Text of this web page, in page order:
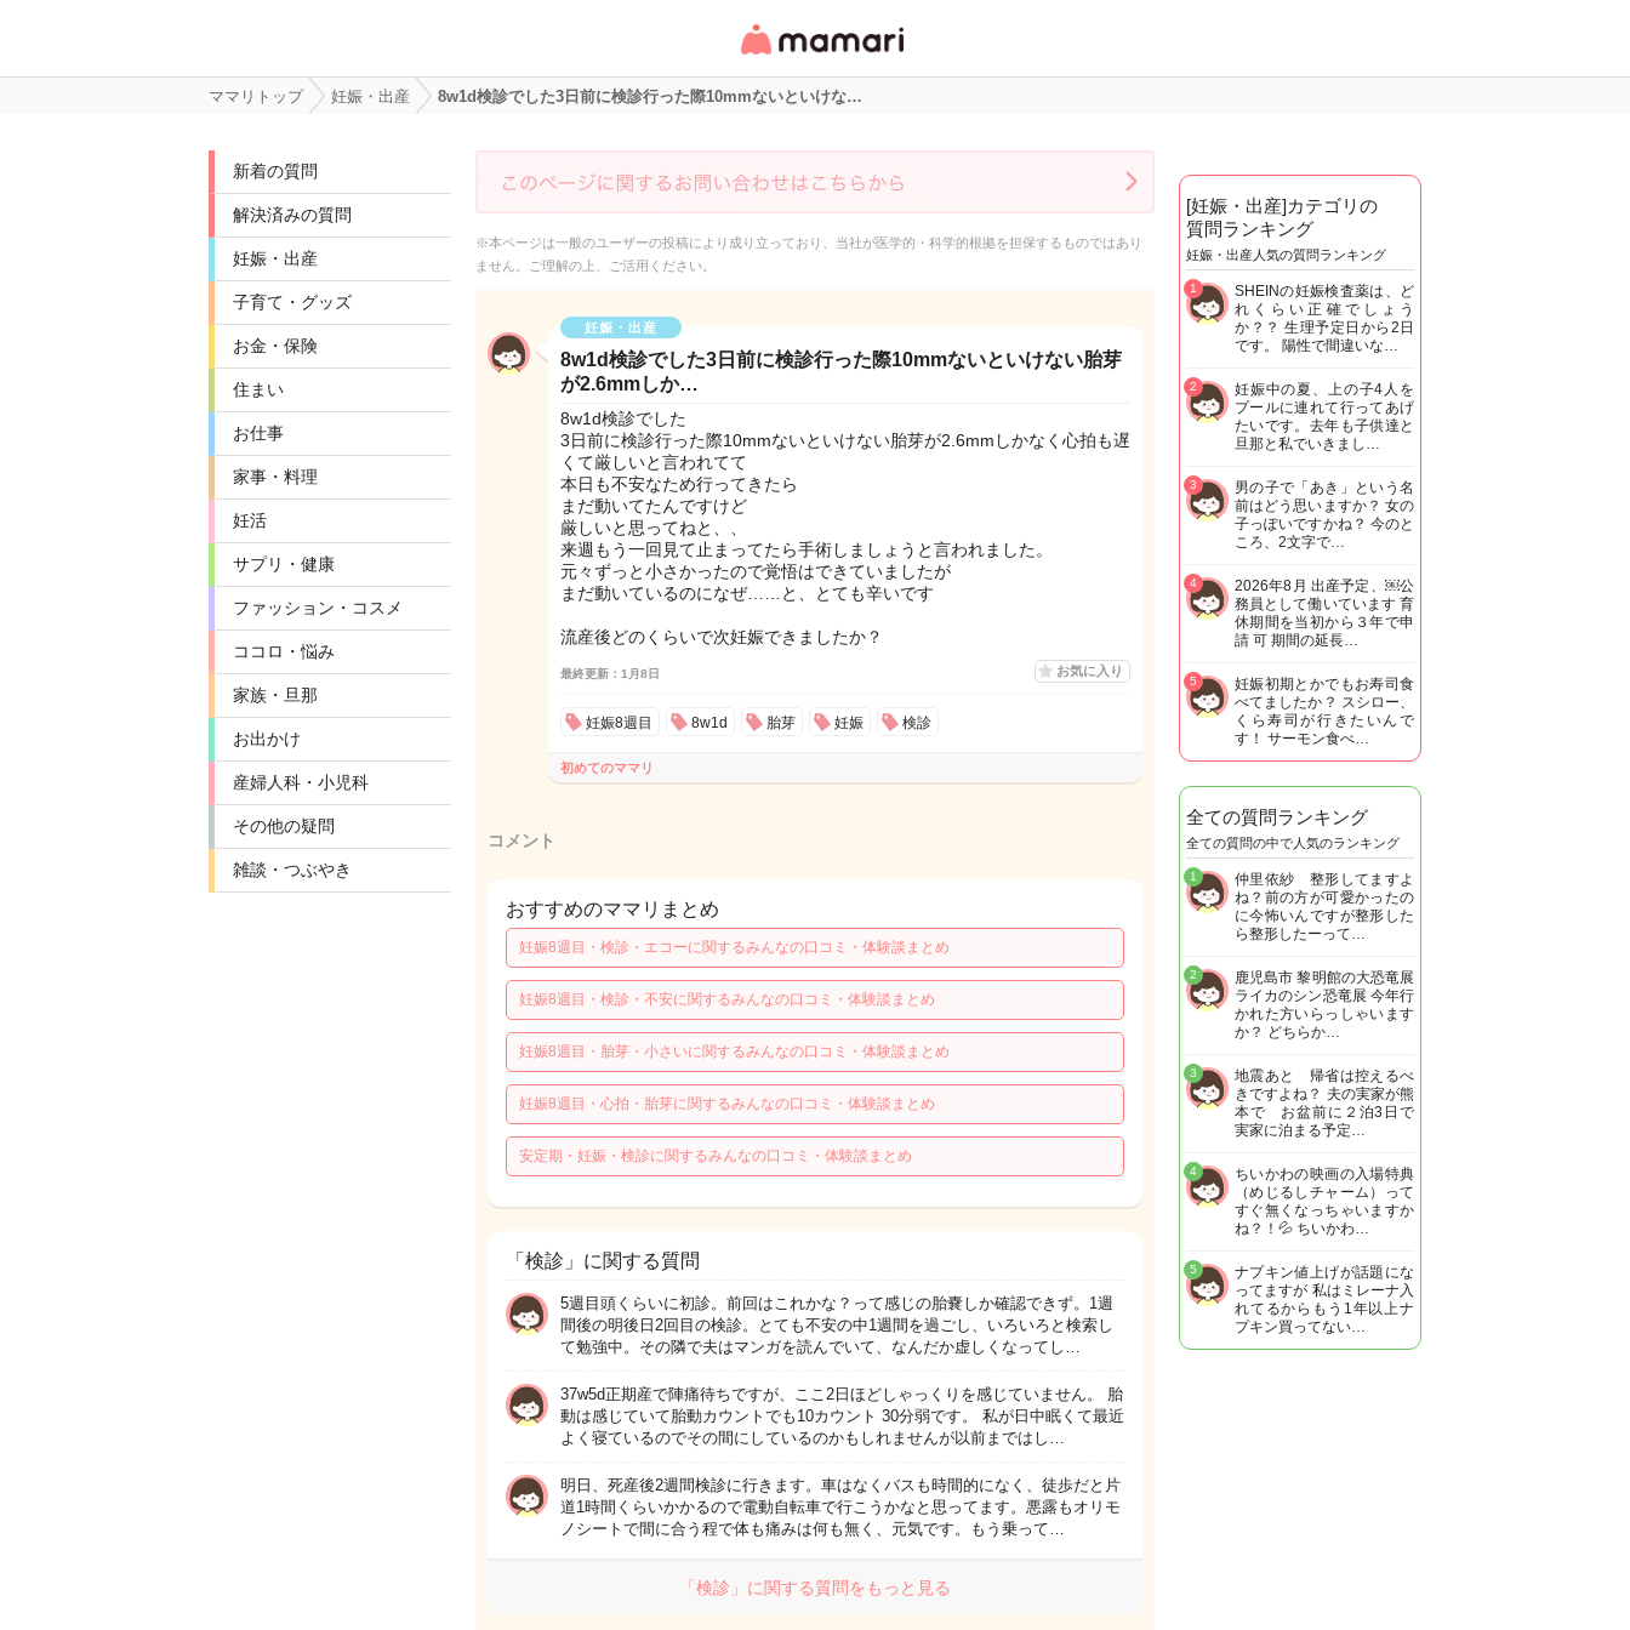
リ・情報サイト
ママリトップ 妊娠・出産 8w1d検診でした3日前に検診行った際10mmないといけな…
新着の質問
解決済みの質問
妊娠・出産
子育て・グッズ
お金・保険
住まい
お仕事
家事・料理
妊活
サプリ・健康
ファッション・コスメ
ココロ・悩み
家族・旦那
お出かけ
産婦人科・小児科
その他の疑問
雑談・つぶやき
※本ページは一般のユーザーの投稿により成り立っており、当社が医学的・科学的根拠を担保するものではあり
ません。ご理解の上、ご活用ください。
妊娠・出産
8w1d検診でした3日前に検診行った際10mmないといけない胎芽
が2.6mmしか…
8w1d検診でした
3日前に検診行った際10mmないといけない胎芽が2.6mmしかなく心拍も遅
くて厳しいと言われてて
本日も不安なため行ってきたら
まだ動いてたんですけど
厳しいと思ってねと、、
来週もう一回見て止まってたら手術しましょうと言われました。
元々ずっと小さかったので覚悟はできていましたが
まだ動いているのになぜ……と、とても辛いです
流産後どのくらいで次妊娠できましたか？
最終更新：1月8日 お気に入り
妊娠8週目 8w1d 胎芽 妊娠 検診
初めてのママリ
コメント
おすすめのママリまとめ
妊娠8週目・検診・エコーに関するみんなの口コミ・体験談まとめ
妊娠8週目・検診・不安に関するみんなの口コミ・体験談まとめ
妊娠8週目・胎芽・小さいに関するみんなの口コミ・体験談まとめ
妊娠8週目・心拍・胎芽に関するみんなの口コミ・体験談まとめ
安定期・妊娠・検診に関するみんなの口コミ・体験談まとめ
「検診」に関する質問
5週目頭くらいに初診。前回はこれかな？って感じの胎嚢しか確認できず。1週
間後の明後日2回目の検診。とても不安の中1週間を過ごし、いろいろと検索し
て勉強中。その隣で夫はマンガを読んでいて、なんだか虚しくなってし…
37w5d正期産で陣痛待ちですが、ここ2日ほどしゃっくりを感じていません。 胎
動は感じていて胎動カウントでも10カウント 30分弱です。 私が日中眠くて最近
よく寝ているのでその間にしているのかもしれませんが以前まではし…
明日、死産後2週間検診に行きます。車はなくバスも時間的になく、徒歩だと片
道1時間くらいかかるので電動自転車で行こうかなと思ってます。悪露もオリモ
ノシートで間に合う程で体も痛みは何も無く、元気です。もう乗って…
「検診」に関する質問をもっと見る
[妊娠・出産]カテゴリの
質問ランキング
妊娠・出産人気の質問ランキング
SHEINの妊娠検査薬は、ど
れくらい正確でしょう
か？？ 生理予定日から2日
です。 陽性で間違いな…
1
妊娠中の夏、上の子4人を
プールに連れて行ってあげ
たいです。去年も子供達と
旦那と私でいきまし…
2
男の子で「あき」という名
前はどう思いますか？ 女の
子っぽいですかね？ 今のと
ころ、2文字で…
3
2026年8月 出産予定、￼公
務員として働いています 育
休期間を当初から３年で申
請 可 期間の延長…
4
妊娠初期とかでもお寿司食
べてましたか？ スシロー、
くら寿司が行きたいんで
す！ サーモン食べ…
5
全ての質問ランキング
全ての質問の中で人気のランキング
仲里依紗 整形してますよ
ね？前の方が可愛かったの
に今怖いんですが整形した
ら整形したーって…
1
鹿児島市 黎明館の大恐竜展
ライカのシン恐竜展 今年行
かれた方いらっしゃいます
か？ どちらか…
2
地震あと 帰省は控えるべ
きですよね？ 夫の実家が熊
本で お盆前に２泊3日で
実家に泊まる予定…
3
ちいかわの映画の入場特典
（めじるしチャーム）って
すぐ無くなっちゃいますか
ね？！💦 ちいかわ…
4
ナプキン値上げが話題にな
ってますが 私はミレーナ入
れてるからもう1年以上ナ
プキン買ってない…
5